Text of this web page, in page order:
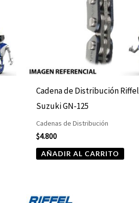
Cadena de Distribución Riffel
Suzuki GN-125
Cadenas de Distribución
$4.800
AÑADIR AL CARRITO